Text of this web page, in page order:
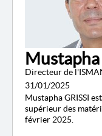
Mustapha
Directeur de
31/01/2025
Mustapha GRISSI
supérieur des
février 2025.